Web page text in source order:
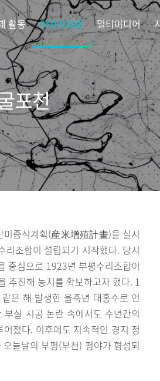
활동 이야기자료 멀티미디어
포천
미증식계획(産米增殖計畫)을 실시
조합이 설립되기 시작했다. 당시
중심으로 1923년 부평수리조합이
추진해 농지를 확보하고자 했다. 1
은 해 발생한 을축년 대홍수로 인
실 시공 논란 속에서도 수년간의
졌다. 이후에도 지속적인 경지 정
늘날의 부평(부천) 평야가 형성되